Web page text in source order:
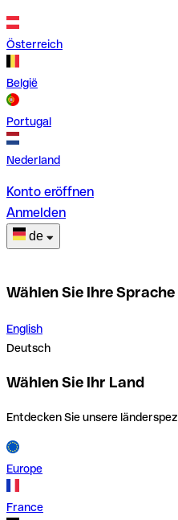
Österreich
België
Portugal
Nederland
Konto eröffnen
Anmelden
de
Wählen Sie Ihre Sprache
English
Deutsch
Wählen Sie Ihr Land
Entdecken Sie unsere
Europe
France